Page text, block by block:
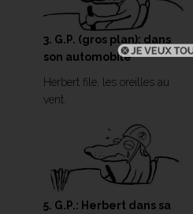
3. G.P. (gros plan): dans
son automobile
Herbert file, les oreilles au
vent.
5. G.P.: Herbert dans sa